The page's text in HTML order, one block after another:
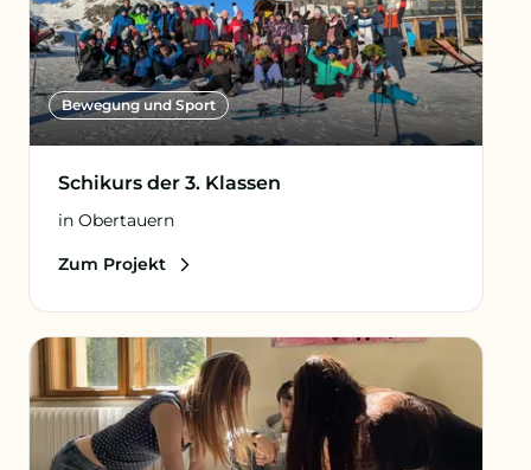
Bewegung und Sport
Schikurs der 3. Klassen
in Obertauern
Zum Projekt